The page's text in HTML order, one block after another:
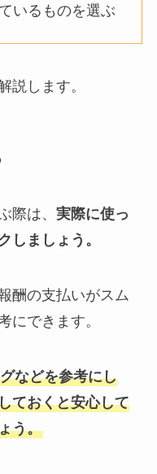
いるものを選ぶ
説します。
際は、 実際に使っ
しましょう。
酬の支払いがスム
にできます。
などを参考にし
ておくと安心して
う。